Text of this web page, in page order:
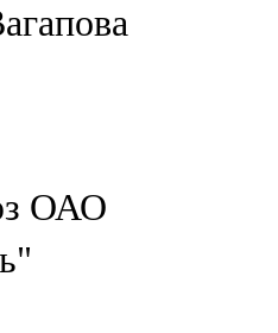
ОАО